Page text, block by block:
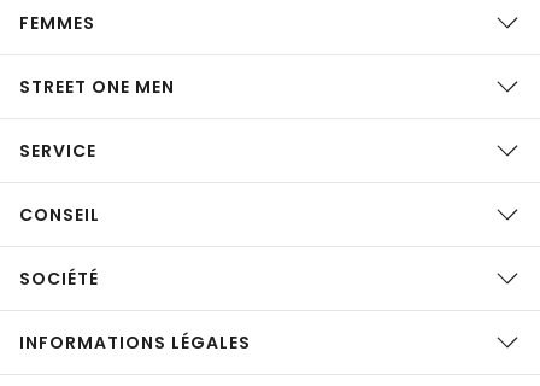
FEMMES
STREET ONE MEN
SERVICE
CONSEIL
SOCIÉTÉ
INFORMATIONS LÉGALES